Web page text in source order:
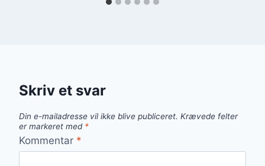
Skriv et svar
Din e-mailadresse vil ikke blive publiceret. Krævede felter
er markeret med *
Kommentar *